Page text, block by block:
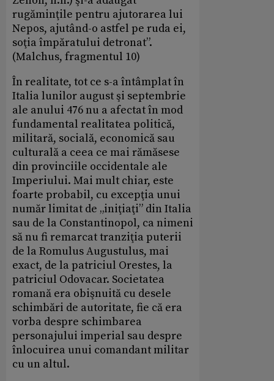
rugăminţile pentru ajutorarea lui
Nepos, ajutând-o astfel pe ruda ei,
soţia împăratului detronat”.
(Malchus, fragmentul 10)
În realitate, tot ce s-a întâmplat în
Italia lunilor august şi septembrie
ale anului 476 nu a afectat în mod
fundamental realitatea politică,
militară, socială, economică sau
culturală a ceea ce mai rămăsese
din provinciile occidentale ale
Imperiului. Mai mult chiar, este
foarte probabil, cu excepţia unui
număr limitat de „iniţiaţi” din Italia
sau de la Constantinopol, ca nimeni
să nu fi remarcat tranziţia puterii
de la Romulus Augustulus, mai
exact, de la patriciul Orestes, la
patriciul Odovacar. Societatea
romană era obişnuită cu desele
schimbări de autoritate, fie că era
vorba despre schimbarea
personajului imperial sau despre
înlocuirea unui comandant militar
cu un altul.